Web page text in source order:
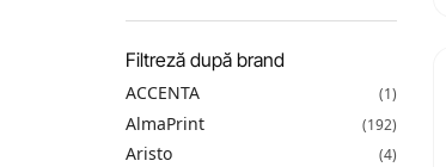
Filtreză după brand
ACCENTA (1)
AlmaPrint (192)
Aristo (4)